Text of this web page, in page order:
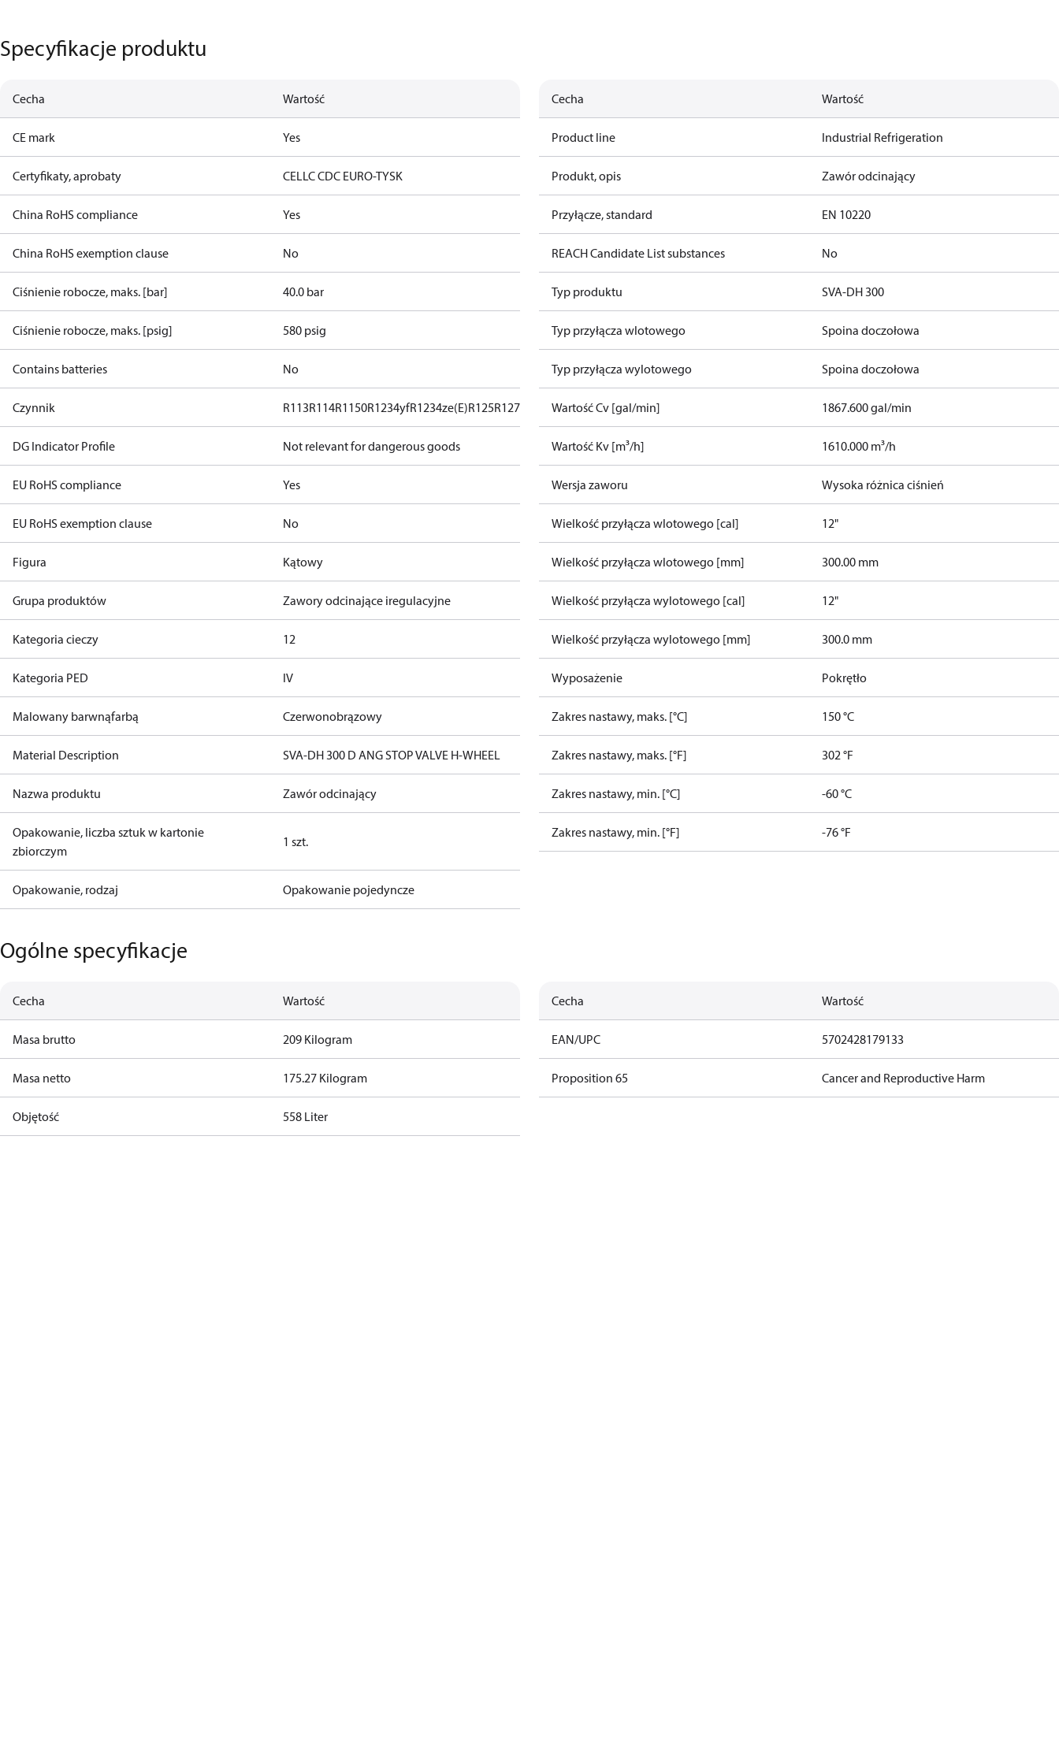
Specyfikacje produktu
Cecha Wartość
CE mark Yes
Certyfikaty, aprobaty CELLC CDC EURO-TYSK
China RoHS compliance Yes
China RoHS exemption clause No
Ciśnienie robocze, maks. [bar] 40.0 bar
Ciśnienie robocze, maks. [psig] 580 psig
Contains batteries No
Czynnik R113R114R1150R1234yfR1234ze(E)R125R1270 R1336mzz(Z)R134aR152a R245faR290R32R401A
DG Indicator Profile Not relevant for dangerous goods
EU RoHS compliance Yes
EU RoHS exemption clause No
Figura Kątowy
Grupa produktów Zawory odcinające iregulacyjne
Kategoria cieczy 12
Kategoria PED IV
Malowany barwnąfarbą Czerwonobrązowy
Material Description SVA-DH 300 D ANG STOP VALVE H-WHEEL
Nazwa produktu Zawór odcinający
Opakowanie, liczba sztuk w kartonie
zbiorczym
1 szt.
Opakowanie, rodzaj Opakowanie pojedyncze
Cecha Wartość
Product line Industrial Refrigeration
Produkt, opis Zawór odcinający
Przyłącze, standard EN 10220
REACH Candidate List substances No
Typ produktu SVA-DH 300
Typ przyłącza wlotowego Spoina doczołowa
Typ przyłącza wylotowego Spoina doczołowa
Wartość Cv [gal/min] 1867.600 gal/min
Wartość Kv [m³/h] 1610.000 m³/h
Wersja zaworu Wysoka różnica ciśnień
Wielkość przyłącza wlotowego [cal] 12"
Wielkość przyłącza wlotowego [mm] 300.00 mm
Wielkość przyłącza wylotowego [cal] 12"
Wielkość przyłącza wylotowego [mm] 300.0 mm
Wyposażenie Pokrętło
Zakres nastawy, maks. [°C] 150 °C
Zakres nastawy, maks. [°F] 302 °F
Zakres nastawy, min. [°C] -60 °C
Zakres nastawy, min. [°F] -76 °F
Ogólne specyfikacje
Cecha Wartość
Masa brutto 209 Kilogram
Masa netto 175.27 Kilogram
Objętość 558 Liter
Cecha Wartość
EAN/UPC 5702428179133
Proposition 65 Cancer and Reproductive Harm